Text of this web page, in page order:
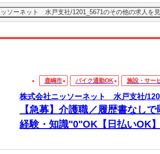
ソーネット 水戸支社/1201_5671のその他の求人を
鹿嶋市 バイク通勤OK 施設・サー
株式会社ニッソーネット 水戸支社/
【急募】介護職／履歴書なし
経験・知識"0"OK【日払いOK】